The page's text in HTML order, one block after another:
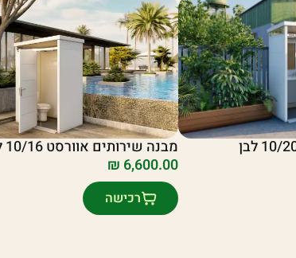
מבנה שירותים אוורסט 10/16 לבן
₪ 6,600.00
רכישה